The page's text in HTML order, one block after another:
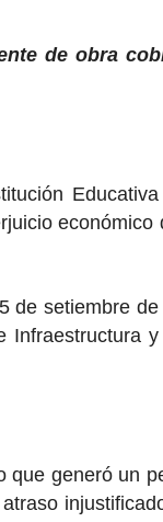
de obra
de setiembre
generó un